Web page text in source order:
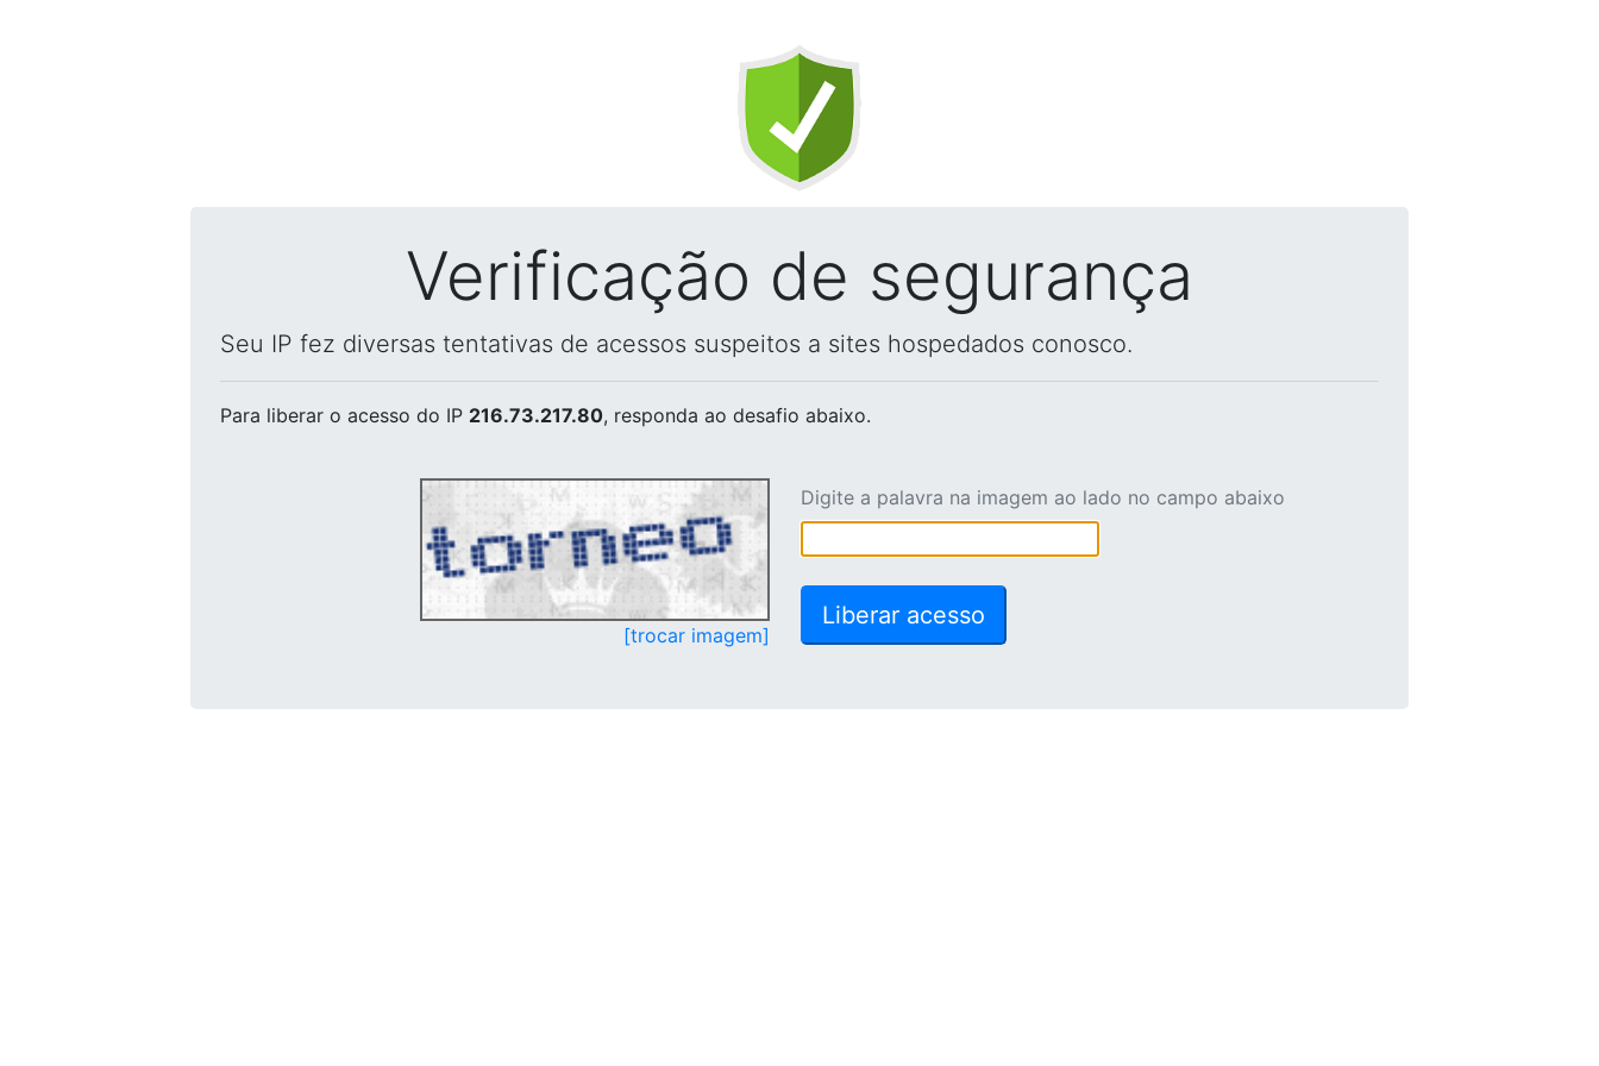
Verificação de segurança
Seu IP fez diversas tentativas de acessos suspeitos a sites hospedados conosco.
Para liberar o acesso do IP 216.73.217.80, responda ao desafio abaixo.
[trocar imagem]
Digite a palavra na imagem ao lado no campo abaixo